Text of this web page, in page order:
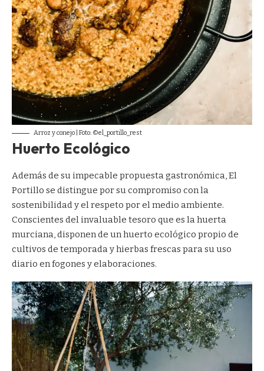
Arroz y conejo | Foto: ©el_portillo_rest
Huerto Ecológico
Además de su impecable propuesta gastronómica, El
Portillo se distingue por su compromiso con la
sostenibilidad y el respeto por el medio ambiente.
Conscientes del invaluable tesoro que es la huerta
murciana, disponen de un huerto ecológico propio de
cultivos de temporada y hierbas frescas para su uso
diario en fogones y elaboraciones.